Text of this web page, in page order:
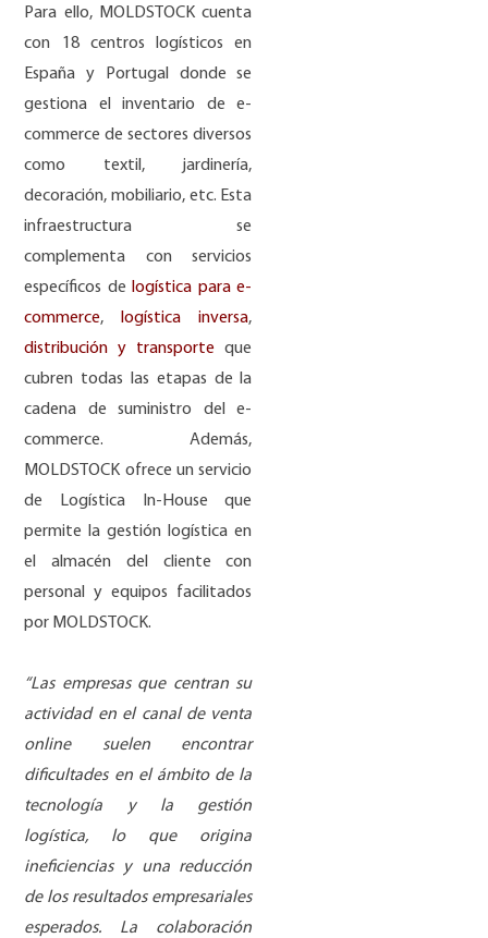
Para ello, MOLDSTOCK cuenta
con 18 centros logísticos en
España y Portugal donde se
gestiona el inventario de e-
commerce de sectores diversos
como textil, jardinería,
decoración, mobiliario, etc. Esta
infraestructura se
complementa con servicios
específicos de logística para e-
commerce, logística inversa,
distribución y transporte que
cubren todas las etapas de la
cadena de suministro del e-
commerce. Además,
MOLDSTOCK ofrece un servicio
de Logística In-House que
permite la gestión logística en
el almacén del cliente con
personal y equipos facilitados
por MOLDSTOCK.
“Las empresas que centran su
actividad en el canal de venta
online suelen encontrar
dificultades en el ámbito de la
tecnología y la gestión
logística, lo que origina
ineficiencias y una reducción
de los resultados empresariales
esperados. La colaboración